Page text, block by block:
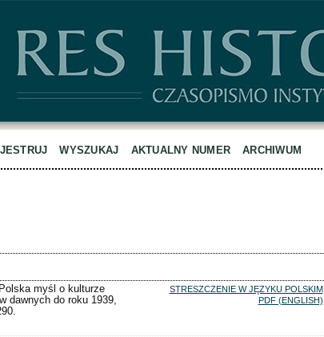
WYSZUKAJ AKTUALNY NUMER ARCHIWUM
myśl o kulturze
dawnych do roku 1939,
STRESZCZENIE W JĘZYKU POLSKIM
PDF (ENGLISH)